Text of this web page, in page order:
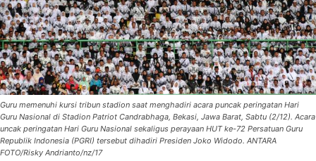
Guru memenuhi kursi tribun stadion saat menghadiri acara puncak peringatan Hari
Guru Nasional di Stadion Patriot Candrabhaga, Bekasi, Jawa Barat, Sabtu (2/12). Acara
uncak peringatan Hari Guru Nasional sekaligus perayaan HUT ke-72 Persatuan Guru
Republik Indonesia (PGRI) tersebut dihadiri Presiden Joko Widodo. ANTARA
FOTO/Risky Andrianto/nz/17